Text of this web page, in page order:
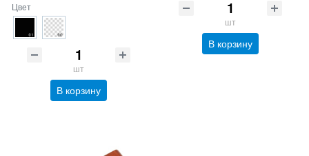
Цвет
шт
В корзину
шт
В корзину